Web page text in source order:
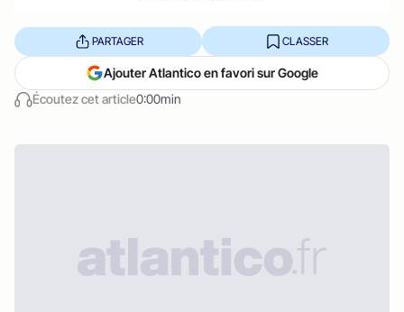
Écoutez cet article0:00min
PARTAGER CLASSER
Ajouter Atlantico en favori sur Google